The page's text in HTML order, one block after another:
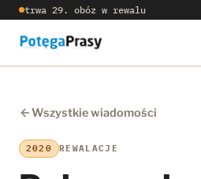
trwa 29. obóz w rewalu
Wszystkie wiadomości
2020 REWALACJE